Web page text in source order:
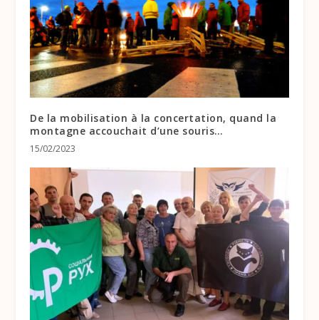
De la mobilisation à la concertation, quand la
montagne accouchait d’une souris…
15/02/2023